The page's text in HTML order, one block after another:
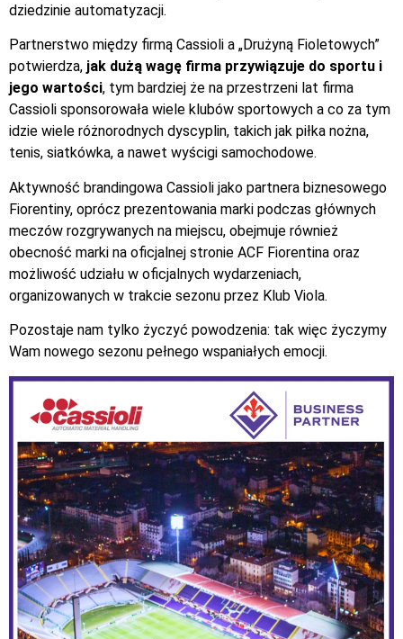
dziedzinie automatyzacji.
Partnerstwo między firmą Cassioli a „Drużyną Fioletowych”
potwierdza, jak dużą wagę firma przywiązuje do sportu i
jego wartości, tym bardziej że na przestrzeni lat firma
Cassioli sponsorowała wiele klubów sportowych a co za tym
idzie wiele różnorodnych dyscyplin, takich jak piłka nożna,
tenis, siatkówka, a nawet wyścigi samochodowe.
Aktywność brandingowa Cassioli jako partnera biznesowego
Fiorentiny, oprócz prezentowania marki podczas głównych
meczów rozgrywanych na miejscu, obejmuje również
obecność marki na oficjalnej stronie ACF Fiorentina oraz
możliwość udziału w oficjalnych wydarzeniach,
organizowanych w trakcie sezonu przez Klub Viola.
Pozostaje nam tylko życzyć powodzenia: tak więc życzymy
Wam nowego sezonu pełnego wspaniałych emocji.